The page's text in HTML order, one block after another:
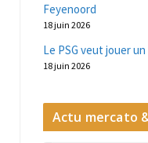
Feyenoord
18 juin 2026
Le PSG veut jouer un
18 juin 2026
Actu mercato